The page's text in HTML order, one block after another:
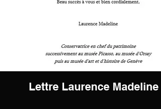
Lettre Laurence Madeline